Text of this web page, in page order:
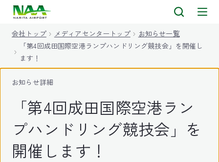
会社トップ メディアセンタートップ
お知らせ一覧
「第4回成田国際空港ランプハンドリング競技会」を開催し
ます！
お知らせ詳細
「第4回成田国際空港ラン
プハンドリング競技会」を
開催します！